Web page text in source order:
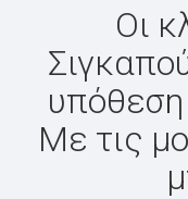
Οι
Με τις